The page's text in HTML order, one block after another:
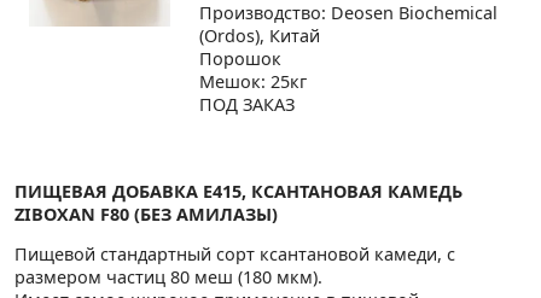
Производство: Deosen Biochemical
(Ordos), Китай
Порошок
Мешок: 25кг
ПОД ЗАКАЗ
ПИЩЕВАЯ ДОБАВКА E415, КСАНТАНОВАЯ КАМЕДЬ
ZIBOXAN F80 (БЕЗ АМИЛАЗЫ)
Пищевой стандартный сорт ксантановой камеди, с
размером частиц 80 меш (180 мкм).